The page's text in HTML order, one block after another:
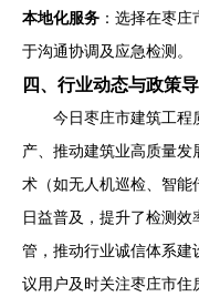
本地化服务 ：选择在枣
于沟通协调及应急检测。
四、行业动态与政策
今日枣庄市建筑工程
产、推动建筑业高质量
术（如无人机巡检、智能
日益普及，提升了检测
管，推动行业诚信体系建
议用户及时关注枣庄市住